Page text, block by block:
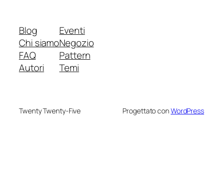
Blog
Chi siamo
FAQ
Autori
Eventi
Negozio
Pattern
Temi
Twenty Twenty-Five Progettato conWordPress